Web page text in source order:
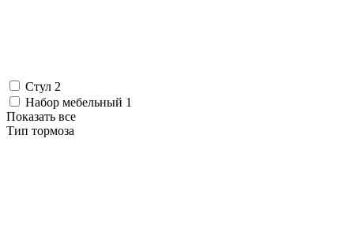
Стул 2
Набор мебельный 1
Показать все
Тип тормоза